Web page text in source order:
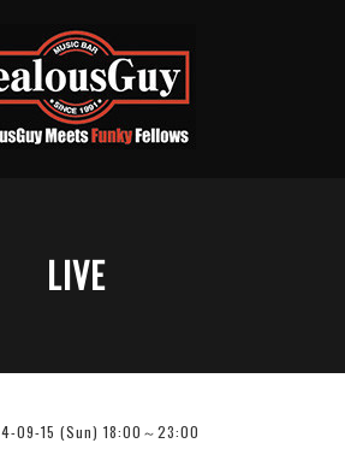
LIVE
09-15 (Sun) 18:00～23:00